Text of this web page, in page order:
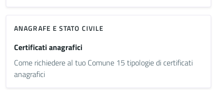
ANAGRAFE E STATO CIVILE
Certificati anagrafici
Come richiedere al tuo Comune 15 tipologie di certificati
anagrafici